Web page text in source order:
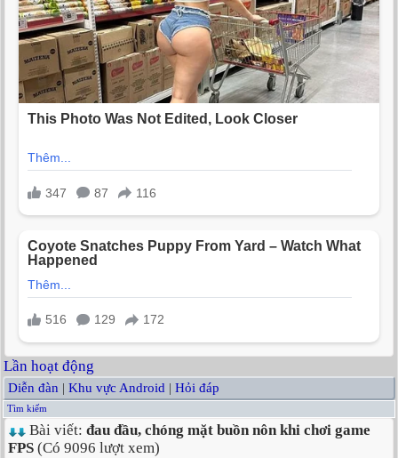
Lần hoạt động
Diễn đàn | Khu vực Android | Hỏi đáp
Tìm kiếm
Bài viết: đau đầu, chóng mặt buồn nôn khi chơi game
FPS (Có 9096 lượt xem)